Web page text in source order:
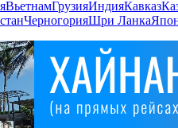
ВьетнамГрузияИндияКавказ
ЧерногорияШри Ланка